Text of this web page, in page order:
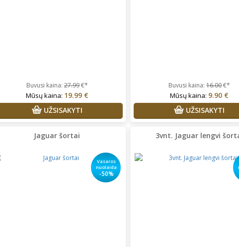
Jurgita Starkute Jasinskiene
aptarnavimas ,prekes kokybiskos
Vidija GuobaitėPrekės tikrai
metus. Tik su dydžiais vis
nepataikiau, bet visada paimu
ir išsirenku kas labiausiai tinka.
Buvusi kaina:27.99€*
Mūsų kaina: 19.99 €
UŽSISAKYTI
Buvusi kaina:16.00€*
Mūsų kaina: 9.90 €
UŽSISAKYTI
Jaguar šortai
Vasaros
nuolaida
-50%
3vnt. Jaguar lengvi